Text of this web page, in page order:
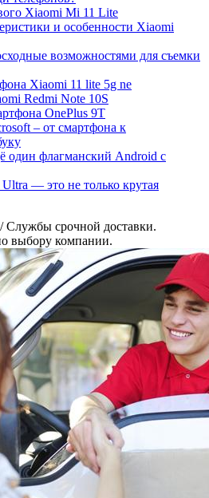
Xiaomi Mi 11 Lite
и особенности Xiaomi
возможностями для съемки
Xiaomi 11 lite 5g ne
Redmi Note 10S
OnePlus 9T
– от смартфона к
один флагманский Android с
— это не только крутая
/Службы срочной доставки.
выбору компании.